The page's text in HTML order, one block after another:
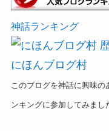
神話ランキング
にほんブログ村
このブログを神話に興味
ンキングに参加してみまし